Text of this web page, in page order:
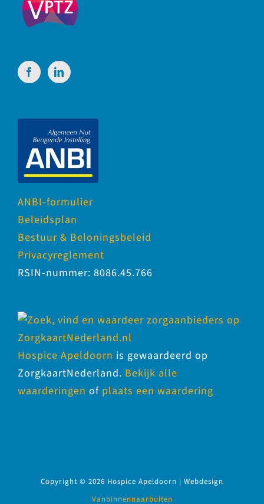
ANBI-formulier
Beleidsplan
Bestuur & Beloningsbeleid
Privacyreglement
RSIN-nummer: 8086.45.766
Hospice Apeldoorn is gewaardeerd op
ZorgkaartNederland. Bekijk alle
waarderingen of plaats een waardering
Copyright © 2026 Hospice Apeldoorn | Webdesign
Vanbinnennaarbuiten